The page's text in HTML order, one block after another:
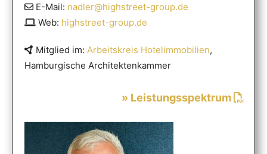
E-Mail: nadler@highstreet-group.de
Web: highstreet-group.de
Mitglied im: Arbeitskreis Hotelimmobilien,
Hamburgische Architektenkammer
» Leistungsspektrum